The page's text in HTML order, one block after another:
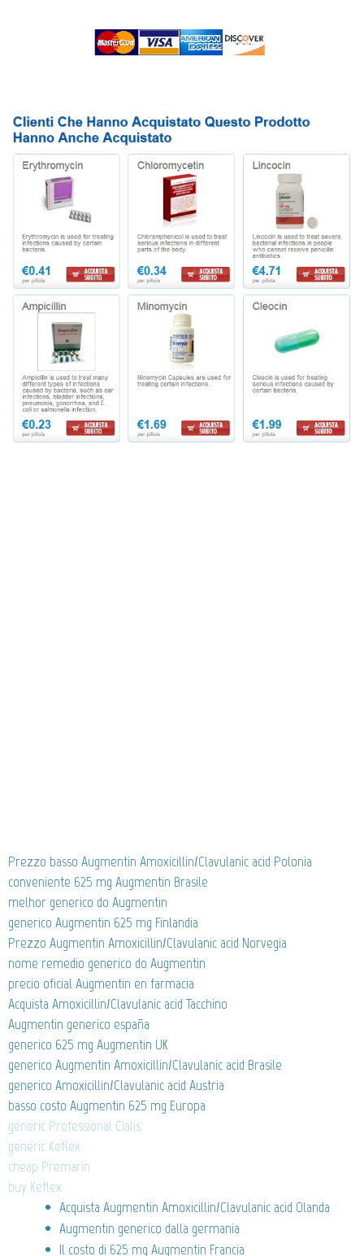
Prezzo basso Augmentin Amoxicillin/Clavulanic acid Polonia
conveniente 625 mg Augmentin Brasile
melhor generico do Augmentin
generico Augmentin 625 mg Finlandia
Prezzo Augmentin Amoxicillin/Clavulanic acid Norvegia
nome remedio generico do Augmentin
precio oficial Augmentin en farmacia
Acquista Amoxicillin/Clavulanic acid Tacchino
Augmentin generico españa
generico 625 mg Augmentin UK
generico Augmentin Amoxicillin/Clavulanic acid Brasile
generico Amoxicillin/Clavulanic acid Austria
basso costo Augmentin 625 mg Europa
generic Professional Cialis
generic Keflex
cheap Premarin
buy Keflex
Acquista Augmentin Amoxicillin/Clavulanic acid Olanda
Augmentin generico dalla germania
Il costo di 625 mg Augmentin Francia